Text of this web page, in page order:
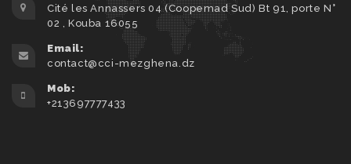
Cité les Annassers 04 (Coopemad Sud) Bt 91, porte N°
02 , Kouba 16055
Email:
contact@cci-mezghena.dz
Mob:
+213697777433